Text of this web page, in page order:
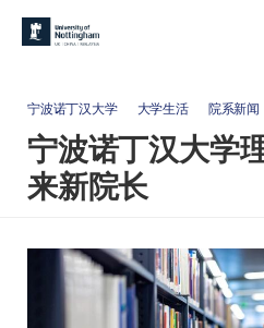
宁波诺丁汉大学 大学生活 院系新闻
宁波诺丁汉大学
来新院长